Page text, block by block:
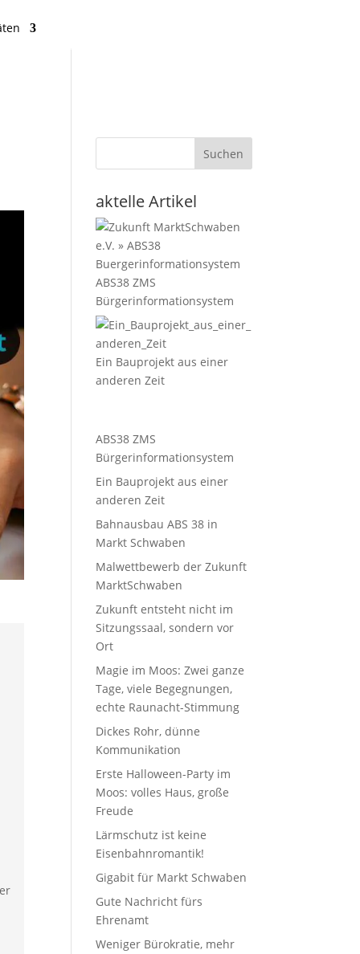
Suchen
aktelle Artikel
ABS38 ZMS
Bürgerinformationsystem
Ein Bauprojekt aus einer
anderen Zeit
ABS38 ZMS
Bürgerinformationsystem
Ein Bauprojekt aus einer
anderen Zeit
Bahnausbau ABS 38 in
Markt Schwaben
Malwettbewerb der Zukunft
MarktSchwaben
Zukunft entsteht nicht im
Sitzungssaal, sondern vor
Ort
Magie im Moos: Zwei ganze
Tage, viele Begegnungen,
echte Raunacht-Stimmung
Dickes Rohr, dünne
Kommunikation
Erste Halloween-Party im
Moos: volles Haus, große
Freude
Lärmschutz ist keine
Eisenbahnromantik!
Gigabit für Markt Schwaben
Gute Nachricht fürs
Ehrenamt
Weniger Bürokratie, mehr